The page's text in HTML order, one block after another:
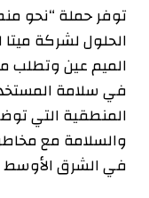
توفر حملة “نحو
الحلول لشركة
الميم عين وتطلب
في سلامة
المنطقية التي
والسلامة مع
في الشرق الأوسط